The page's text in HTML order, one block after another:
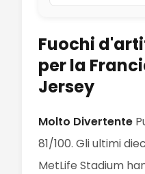
Fuochi
per la
Jersey
Molto Divertente
81/100. Gli ultimi
MetLife Stadium